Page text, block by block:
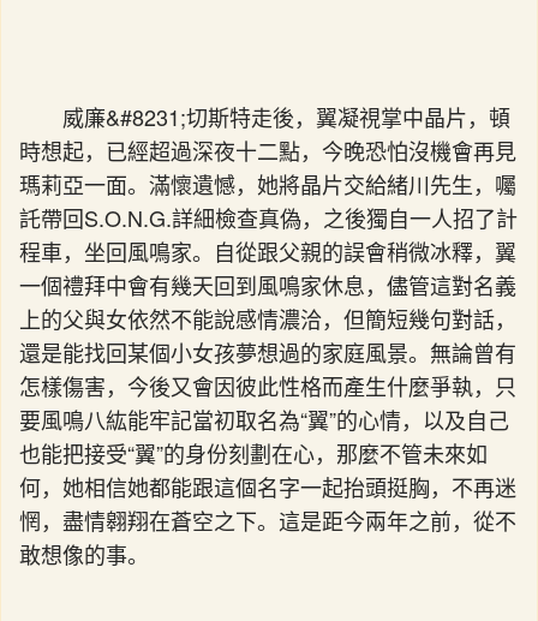
威廉&#8231;切斯特走後，翼凝視掌中晶片，頓
時想起，已經超過深夜十二點，今晚恐怕沒機會再見
瑪莉亞一面。滿懷遺憾，她將晶片交給緒川先生，囑
託帶回S.O.N.G.詳細檢查真偽，之後獨自一人招了計
程車，坐回風鳴家。自從跟父親的誤會稍微冰釋，翼
一個禮拜中會有幾天回到風鳴家休息，儘管這對名義
上的父與女依然不能說感情濃洽，但簡短幾句對話，
還是能找回某個小女孩夢想過的家庭風景。無論曾有
怎樣傷害，今後又會因彼此性格而產生什麼爭執，只
要風鳴八紘能牢記當初取名為“翼”的心情，以及自己
也能把接受“翼”的身份刻劃在心，那麼不管未來如
何，她相信她都能跟這個名字一起抬頭挺胸，不再迷
惘，盡情翱翔在蒼空之下。這是距今兩年之前，從不
敢想像的事。